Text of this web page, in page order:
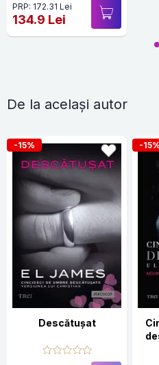
PRP: 172.31 Lei
134.9 Lei
De la același autor
-15%
Descătușat
-15%